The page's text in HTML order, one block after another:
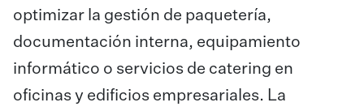
optimizar la gestión de paquetería,
documentación interna, equipamiento
informático o servicios de catering en
oficinas y edificios empresariales. La